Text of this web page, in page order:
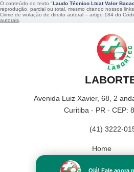
O conteúdo do texto "Laudo Técnico Ltcat Valor
reprodução, parcial ou total, mesmo citando nossos
Crime de violação de direito autoral – artigo 184 do
autorais.
Avenida Luiz Xavier, 68, 2
Curitiba - PR - CEP:
(41) 3222-
Home
Olá! Fale agora